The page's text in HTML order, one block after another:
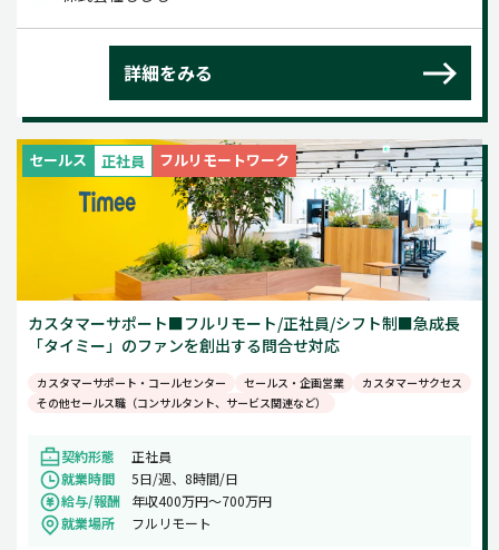
詳細をみる
セールス 正社員 フルリモートワーク
カスタマーサポート■フルリモート/正社員/シフト制■急成長
「タイミー」のファンを創出する問合せ対応
カスタマーサポート・コールセンター セールス・企画営業
カスタマーサクセス
その他セールス職（コンサルタント、サービス関連など）
契約形態
正社員
就業時間
5日/週、8時間/日
給与/報酬
年収400万円～700万円
就業場所
フルリモート